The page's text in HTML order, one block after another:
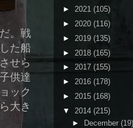
。戦
た船
せら
供達
ック
大き
► 2021 (105)
► 2020 (116)
► 2019 (135)
► 2018 (165)
► 2017 (155)
► 2016 (178)
► 2015 (168)
▼ 2014 (215)
►
December (19)